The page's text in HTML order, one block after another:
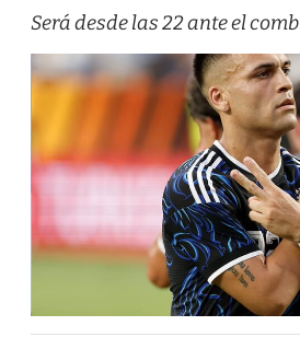
Será desde las 22 ante el